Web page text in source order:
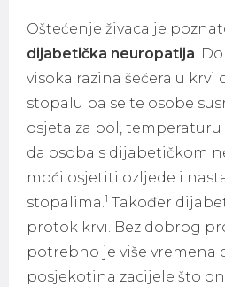
Oštećenje živaca je
dijabetička neuropatija.
visoka razina šećera u krvi
stopalu pa se te osobe
osjeta za bol, temperaturu
da osoba s dijabetičkom
moći osjetiti ozljede i
stopalima.1 Također
protok krvi. Bez dobrog
potrebno je više vremena
posjekotina zacijele što